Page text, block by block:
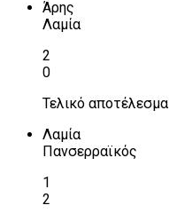
Άρης
Λαμία
2
0
Τελικό αποτέλεσμα
Λαμία
Πανσερραϊκός
1
2